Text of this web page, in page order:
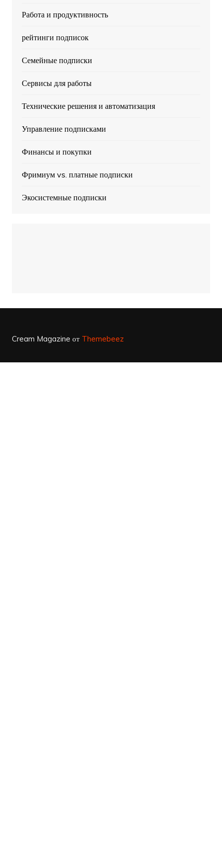
Работа и продуктивность
рейтинги подписок
Семейные подписки
Сервисы для работы
Технические решения и автоматизация
Управление подписками
Финансы и покупки
Фримиум vs. платные подписки
Экосистемные подписки
Cream Magazine от Themebeez